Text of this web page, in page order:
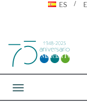
ES
Toggle navigation